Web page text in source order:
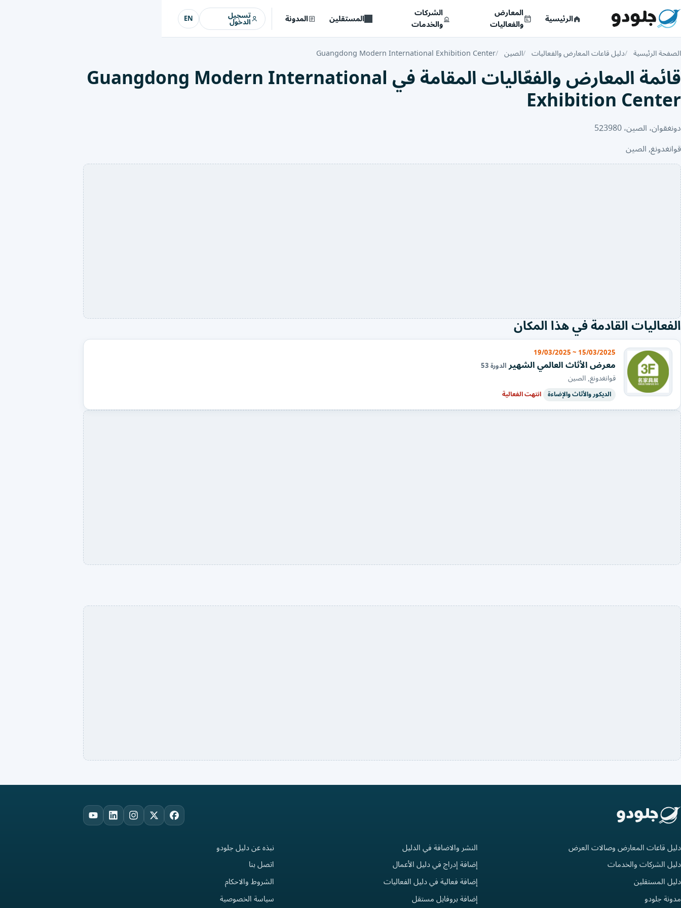
الرئيسية المعارض
والفعاليات
الشركات
والخدمات المستقلين المدونة تسجيل
الدخول EN
الصفحة الرئيسية دليل قاعات المعارض والفعاليات الصين Guangdong Modern International Exhibition Center
قائمة المعارض والفعّاليات المقامة في Guangdong Modern International
Exhibition Center
دونغقوان، الصين، 523980
قوانغدونغ, الصين
الفعاليات القادمة في هذا المكان
15/03/2025 ~ 19/03/2025
معرض الأثاث العالمي الشهيرالدورة 53
قوانغدونغ, الصين
الديكور والأثاث والإضاءة انتهت الفعالية
Facebook
X
Instagram
LinkedIn
YouTube
دليل قاعات المعارض وصالات العرض
دليل الشركات والخدمات
دليل المستقلين
مدونة جلودو
النشر والاضافة في الدليل
إضافة إدراج في دليل الأعمال
إضافة فعالية في دليل الفعاليات
إضافة بروفايل مستقل
نبذه عن دليل جلودو
اتصل بنا
الشروط والاحكام
سياسة الخصوصية